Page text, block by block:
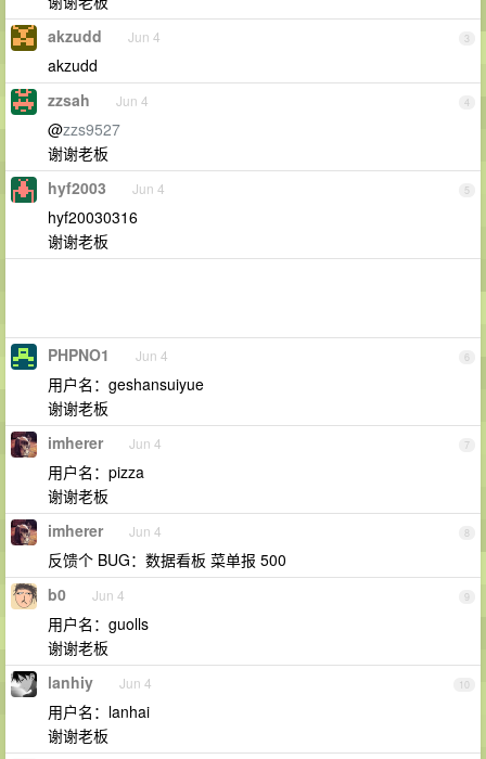
3
akzudd Jun 4
akzudd
4
zzsah Jun 4
@zzs9527
谢谢老板
5
hyf2003 Jun 4
hyf20030316
谢谢老板
6
PHPNO1 Jun 4
用户名：geshansuiyue
谢谢老板
7
imherer Jun 4
用户名：pizza
谢谢老板
8
imherer Jun 4
反馈个 BUG：数据看板 菜单报 500
9
b0 Jun 4
用户名：guolls
谢谢老板
10
lanhiy Jun 4
用户名：lanhai
谢谢老板